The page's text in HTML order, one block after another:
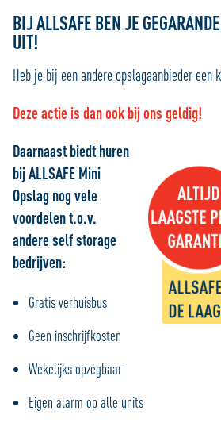
BIJ ALLSAFE BEN JE
UIT!
Heb je bij een andere opslagaanbieder een
Deze actie is dan ook bij ons geldig!
Daarnaast biedt huren
bij ALLSAFE Mini
Opslag nog vele
voordelen t.o.v.
andere self storage
bedrijven:
Gratis verhuisbus
Geen inschrijfkosten
Wekelijks opzegbaar
Eigen alarm op alle units